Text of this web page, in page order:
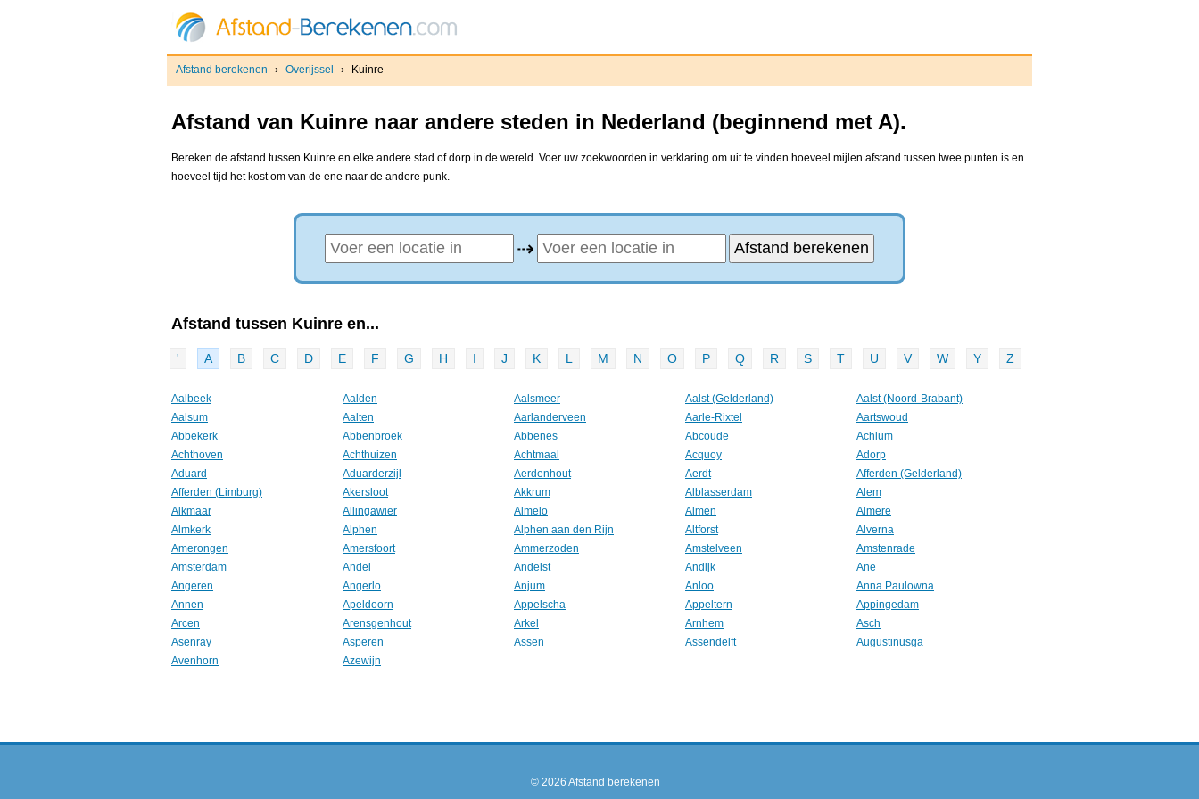
Afstand berekenen › Overijssel › Kuinre
Afstand van Kuinre naar andere steden in Nederland (beginnend met A).
Bereken de afstand tussen Kuinre en elke andere stad of dorp in de wereld. Voer uw zoekwoorden in verklaring om uit te vinden hoeveel mijlen afstand tussen twee punten is en
hoeveel tijd het kost om van de ene naar de andere punk.
⇢
Afstand tussen Kuinre en...
' A B C D E F G H I J K L M N O P Q R S T U V W Y Z
Aalbeek Aalden Aalsmeer Aalst (Gelderland)
Aalst (Noord-Brabant)
Aalsum
Aalten Aarlanderveen Aarle-Rixtel
Aartswoud
Abbekerk
Abbenbroek Abbenes Abcoude
Achlum
Achthoven
Achthuizen Achtmaal Acquoy
Adorp
Aduard
Aduarderzijl Aerdenhout Aerdt
Afferden (Gelderland)
Afferden (Limburg)
Akersloot Akkrum Alblasserdam
Alem
Alkmaar
Allingawier Almelo Almen
Almere
Almkerk
Alphen Alphen aan den Rijn Altforst
Alverna
Amerongen
Amersfoort Ammerzoden Amstelveen
Amstenrade
Amsterdam
Andel Andelst Andijk
Ane
Angeren
Angerlo Anjum Anloo
Anna Paulowna
Annen
Apeldoorn Appelscha Appeltern
Appingedam
Arcen
Arensgenhout Arkel Arnhem
Asch
Asenray
Asperen Assen Assendelft
Augustinusga
Avenhorn
Azewijn
© 2026 Afstand berekenen